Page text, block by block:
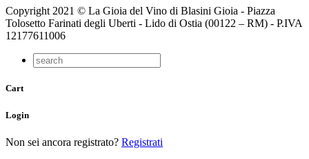
Copyright 2021 © La Gioia del Vino di Blasini Gioia - Piazza
Tolosetto Farinati degli Uberti - Lido di Ostia (00122 – RM) - P.IVA
12177611006
Cart
Login
Non sei ancora registrato? Registrati